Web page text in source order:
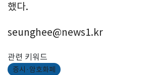
했다.
seunghee@news1.kr
관련 키워드
증시·암호화폐